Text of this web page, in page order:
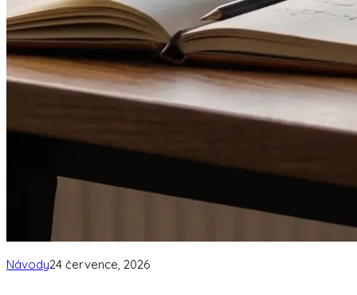
Návody24 července, 2026